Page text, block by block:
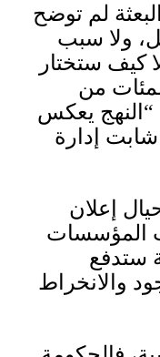
البعثة لم توضح
ولا سبب
كيف ستختار
من
“ النهج يعكس
شابت إدارة
إعلان
المؤسسات
ستدفع
والانخراط